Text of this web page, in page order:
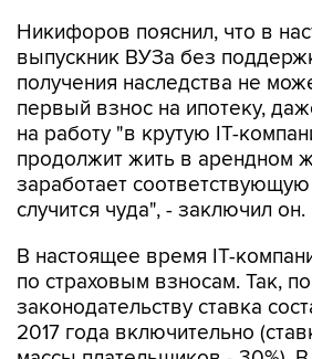
Никифоров пояснил, что в
выпускник ВУЗа без
получения наследства не
первый взнос на ипотеку,
на работу "в крутую IT-
продолжит жить в арендном
заработает
случится чуда", - заключил он.
В настоящее время IT-
по страховым взносам. Так,
законодательству ставка
2017 года включительно